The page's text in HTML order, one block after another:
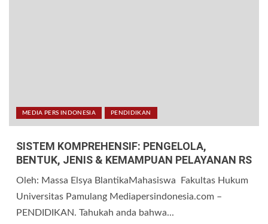
MEDIA PERS INDONESIA PENDIDIKAN
SISTEM KOMPREHENSIF: PENGELOLA,
BENTUK, JENIS & KEMAMPUAN PELAYANAN RS
Oleh: Massa Elsya BlantikaMahasiswa Fakultas Hukum
Universitas Pamulang Mediapersindonesia.com –
PENDIDIKAN. Tahukah anda bahwa...